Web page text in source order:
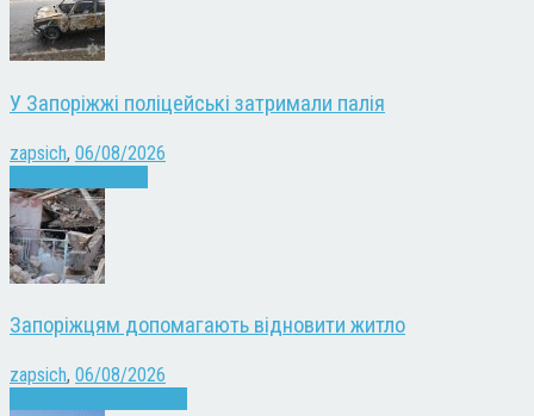
У Запоріжжі поліцейські затримали палія
zapsich, 06/08/2026
Запоріжцям допомагають відновити житло
zapsich, 06/08/2026